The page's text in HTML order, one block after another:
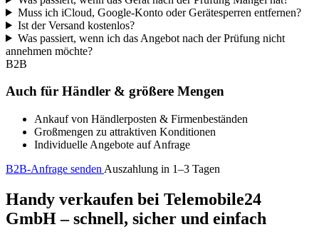
Muss ich iCloud, Google-Konto oder Gerätesperren entfernen?
Ist der Versand kostenlos?
Was passiert, wenn ich das Angebot nach der Prüfung nicht
annehmen möchte?
B2B
Auch für Händler & größere Mengen
Ankauf von Händlerposten & Firmenbeständen
Großmengen zu attraktiven Konditionen
Individuelle Angebote auf Anfrage
B2B-Anfrage senden Auszahlung in 1–3 Tagen
Handy verkaufen bei Telemobile24
GmbH – schnell, sicher und einfach